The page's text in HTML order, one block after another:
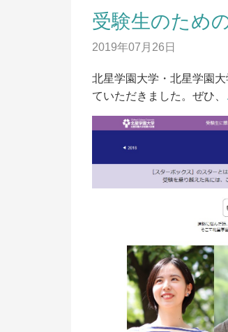
デジタルパンフレット
受験生のため
2019年07月26日
北星学園大学・北星学園
ていただきました。ぜひ、